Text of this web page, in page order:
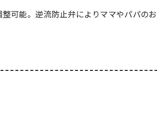
可能。逆流防止弁によりママやパパのお